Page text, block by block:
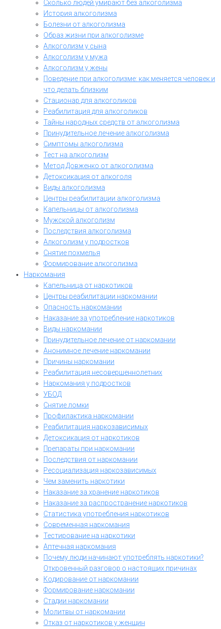
Сколько людей умирают без алкоголизма
История алкоголизма
Болезни от алкоголизма
Образ жизни при алкоголизме
Алкоголизм у сына
Алкоголизм у мужа
Алкоголизм у жены
Поведение при алкоголизме: как меняется человек и
что делать близким
Стационар для алкоголиков
Реабилитация для алкоголиков
Тайны народных средств от алкоголизма
Принудительное лечение алкоголизма
Симптомы алкоголизма
Тест на алкоголизм
Метод Довженко от алкоголизма
Детоксикация от алкоголя
Виды алкоголизма
Центры реабилитации алкоголизма
Капельницы от алкоголизма
Мужской алкоголизм
Последствия алкоголизма
Алкоголизм у подростков
Снятие похмелья
Формирование алкоголизма
Наркомания
Капельница от наркотиков
Центры реабилитации наркомании
Опасность наркомании
Наказание за употребление наркотиков
Виды наркомании
Принудительное лечение от наркомании
Анонимное лечение наркомании
Причины наркомании
Реабилитация несовершеннолетних
Наркомания у подростков
УБОД
Снятие ломки
Профилактика наркомании
Реабилитация наркозависимых
Детоксикация от наркотиков
Препараты при наркомании
Последствия от наркомании
Ресоциализация наркозависимых
Чем заменить наркотики
Наказание за хранение наркотиков
Наказание за распространение наркотиков
Статистика употребления наркотиков
Современная наркомания
Тестирование на наркотики
Аптечная наркомания
Почему люди начинают употреблять наркотики?
Откровенный разговор о настоящих причинах
Кодирование от наркомании
Формирование наркомании
Стадии наркомании
Молитвы от наркомании
Отказ от наркотиков у женщин